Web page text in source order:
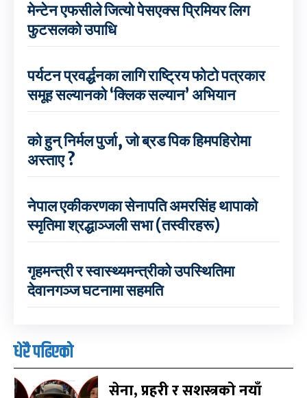
मेन्टेन एफसीले जित्यो पेसएक्स प्रिमियर लिग
फुटसलको उपाधि
पर्यटन प्रवर्द्धनका लागि राष्ट्रिय फोटो पत्रकार
समूह सल्यानको ‘क्लिक सल्यान’ अभियान
को हुन् निर्मल पुर्जा, जो ब्रड पिक हिमपहिरोमा
अस्ताए ?
नेपाल एकीकरणका सेनापति अमरसिंह थापाको
स्मृतिमा श्रद्धाञ्जली सभा (तस्वीरहरू)
गृहमन्त्री र स्वास्थ्यमन्त्रीको उपस्थितिमा
देवानगञ्ज घटनामा सहमति
धेरै पढिएको
सेना, प्रहरी र सशस्त्रको नयाँ